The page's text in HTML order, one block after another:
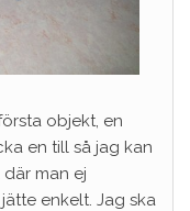
objekt, en
en till så jag kan
man ej
enkelt. Jag ska